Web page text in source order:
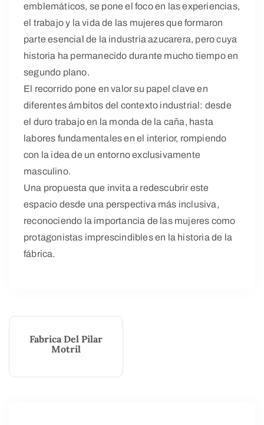
emblemáticos, se pone el foco en las experiencias,
el trabajo y la vida de las mujeres que formaron
parte esencial de la industria azucarera, pero cuya
historia ha permanecido durante mucho tiempo en
segundo plano.
El recorrido pone en valor su papel clave en
diferentes ámbitos del contexto industrial: desde
el duro trabajo en la monda de la caña, hasta
labores fundamentales en el interior, rompiendo
con la idea de un entorno exclusivamente
masculino.
Una propuesta que invita a redescubrir este
espacio desde una perspectiva más inclusiva,
reconociendo la importancia de las mujeres como
protagonistas imprescindibles en la historia de la
fábrica.
Fabrica Del Pilar
Motril